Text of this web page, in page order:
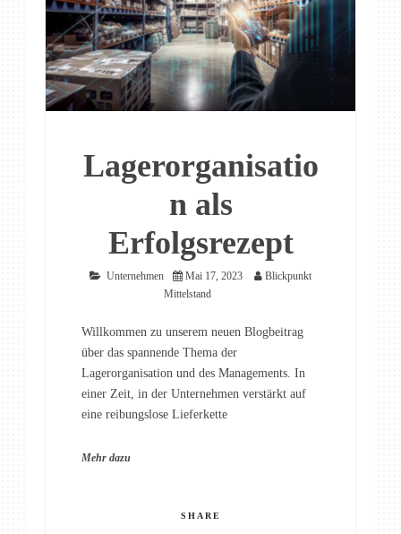
Lagerorganisatio
n als
Erfolgsrezept
Unternehmen Mai 17, 2023
Blickpunkt
Mittelstand
Willkommen zu unserem neuen Blogbeitrag
über das spannende Thema der
Lagerorganisation und des Managements. In
einer Zeit, in der Unternehmen verstärkt auf
eine reibungslose Lieferkette
Mehr dazu
SHARE